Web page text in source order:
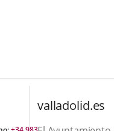
valladolid.es